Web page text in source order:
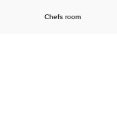
Chefs room